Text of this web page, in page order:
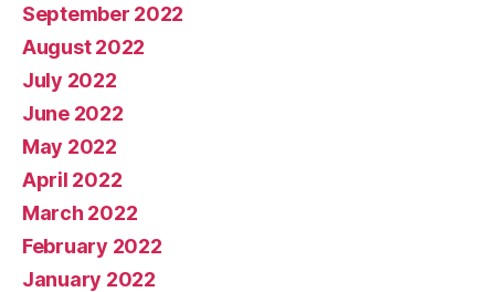
September 2022
August 2022
July 2022
June 2022
May 2022
April 2022
March 2022
February 2022
January 2022